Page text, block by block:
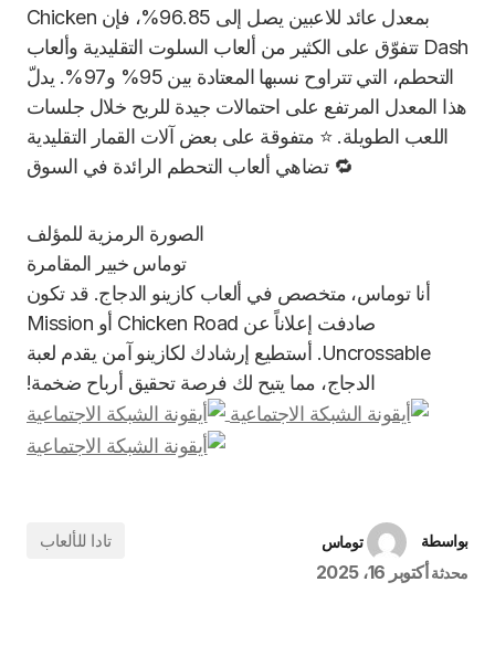
بمعدل عائد للاعبين يصل إلى 96.85%، فإن Chicken
Dash تتفوّق على الكثير من ألعاب السلوت التقليدية وألعاب
التحطم، التي تتراوح نسبها المعتادة بين 95% و97%. يدلّ
هذا المعدل المرتفع على احتمالات جيدة للربح خلال جلسات
اللعب الطويلة. ⭐ متفوقة على بعض آلات القمار التقليدية
🔁 تضاهي ألعاب التحطم الرائدة في السوق
توماس خبير المقامرة
أنا توماس، متخصص في ألعاب كازينو الدجاج. قد تكون
صادفت إعلاناً عن Chicken Road أو Mission
Uncrossable. أستطيع إرشادك لكازينو آمن يقدم لعبة
الدجاج، مما يتيح لك فرصة تحقيق أرباح ضخمة!
بواسطة
توماس
محدثةأكتوبر 16، 2025
تادا للألعاب